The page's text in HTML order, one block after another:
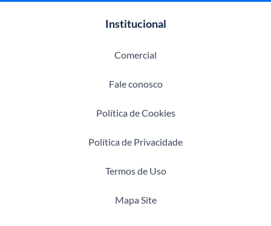
Institucional
Comercial
Fale conosco
Política de Cookies
Política de Privacidade
Termos de Uso
Mapa Site